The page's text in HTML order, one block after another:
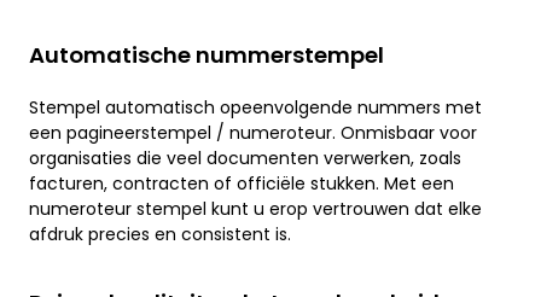
Automatische nummerstempel
Stempel automatisch opeenvolgende nummers met
een pagineerstempel / numeroteur. Onmisbaar voor
organisaties die veel documenten verwerken, zoals
facturen, contracten of officiële stukken. Met een
numeroteur stempel kunt u erop vertrouwen dat elke
afdruk precies en consistent is.